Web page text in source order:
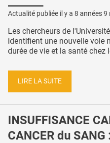
Actualité publiée il y a 8 années 9
Les chercheurs de
identifient une nouvelle voie
durée de vie et la santé chez
LIRE LA SUITE
INSUFFISANCE
CANCER du